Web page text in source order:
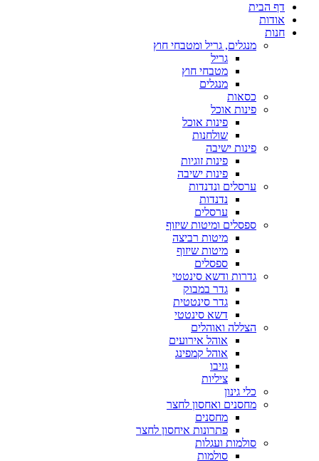
דף הבית
אודות
חנות
מנגלים, גריל ומטבחי חוץ
גריל
מטבחי חוץ
מנגלים
כסאות
פינות אוכל
פינות אוכל
שולחנות
פינות ישיבה
פינות זוגיות
פינות ישיבה
ערסלים ונדנדות
נדנדות
ערסלים
ספסלים ומיטות שיזוף
מיטות רביצה
מיטות שיזוף
ספסלים
גדרות ודשא סינטטי
גדר במבוק
גדר סינטטית
דשא סינטטי
הצללה ואוהלים
אוהל אירועים
אוהל קמפינג
גזיבו
ציליות
כלי גינון
מחסנים ואחסון לחצר
מחסנים
פתרונות איחסון לחצר
סולמות ועגלות
סולמות